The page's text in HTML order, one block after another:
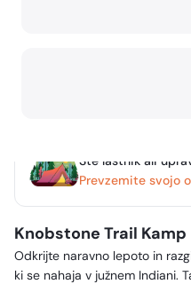
Ste lastnik ali
Prevzemite svojo
Knobstone Trail Kamp
Odkrijte naravno lepoto in
ki se nahaja v južnem Indiani.